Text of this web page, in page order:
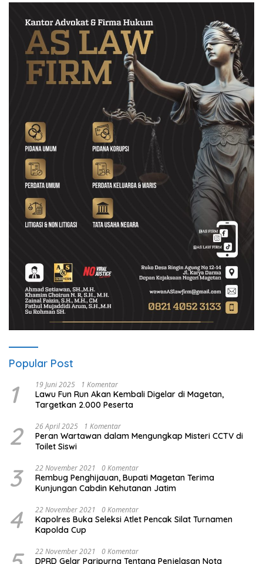
Popular Post
1 19 Juni 2025 1 Komentar
Lawu Fun Run Akan Kembali Digelar di Magetan,
Targetkan 2.000 Peserta
2 26 April 2025 1 Komentar
Peran Wartawan dalam Mengungkap Misteri CCTV di
Toilet Siswi
3 22 November 2021 0 Komentar
Rembug Penghijauan, Bupati Magetan Terima
Kunjungan Cabdin Kehutanan Jatim
4 22 November 2021 0 Komentar
Kapolres Buka Seleksi Atlet Pencak Silat Turnamen
Kapolda Cup
22 November 2021 0 Komentar
DPRD Gelar Paripurna Tentang Penjelasan Nota